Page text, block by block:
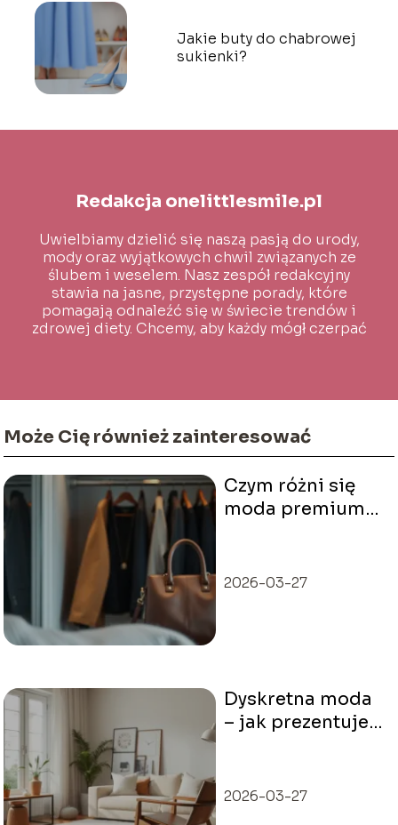
Jakie buty do chabrowej
sukienki?
Redakcja onelittlesmile.pl
Uwielbiamy dzielić się naszą pasją do urody,
mody oraz wyjątkowych chwil związanych ze
ślubem i weselem. Nasz zespół redakcyjny
stawia na jasne, przystępne porady, które
pomagają odnaleźć się w świecie trendów i
zdrowej diety. Chcemy, aby każdy mógł czerpać
Może Cię również zainteresować
Czym różni się
moda premium
2026-03-27
Dyskretna moda
– jak prezentuje
trendy?
2026-03-27